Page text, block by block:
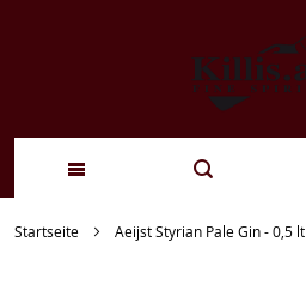
Zum
Startseite Aeijst Styrian Pale Gin - 0,5 lt